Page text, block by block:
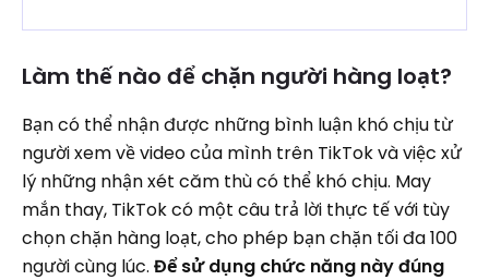
Làm thế nào để chặn người hàng loạt?
Bạn có thể nhận được những bình luận khó chịu từ
người xem về video của mình trên TikTok và việc xử
lý những nhận xét căm thù có thể khó chịu. May
mắn thay, TikTok có một câu trả lời thực tế với tùy
chọn chặn hàng loạt, cho phép bạn chặn tối đa 100
người cùng lúc. Để sử dụng chức năng này đúng